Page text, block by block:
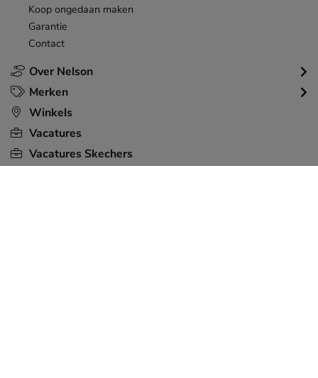
Over Nelson
Koop ongedaan maken
Garantie
Contact
Merken
Winkels
Vacatures
Vacatures Skechers